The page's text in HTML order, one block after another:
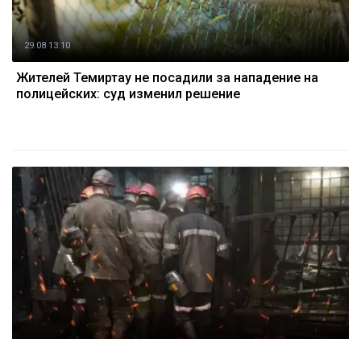
29.08 13:10
Жителей Темиртау не посадили за нападение на
полицейских: суд изменил решение